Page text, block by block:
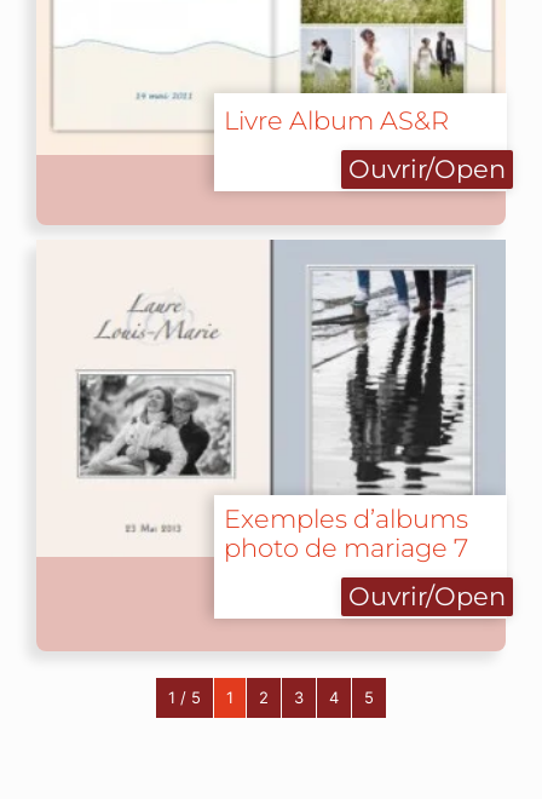
Livre Album AS&R
Ouvrir/Open
Exemples d’albums
photo de mariage 7
Ouvrir/Open
1 / 5 1 2 3 4 5